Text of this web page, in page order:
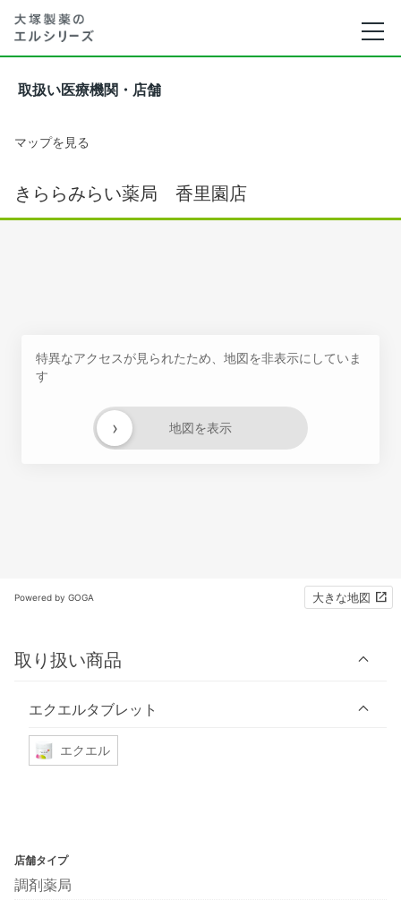
取扱い医療機関・店舗
マップを見る
きららみらい薬局 香里園店
特異なアクセスが見られたため、地図を非表示にしていま
す
地図を表示
›
Powered by GOGA 大きな地図
取り扱い商品
エクエルタブレット
エクエル
店舗タイプ
調剤薬局